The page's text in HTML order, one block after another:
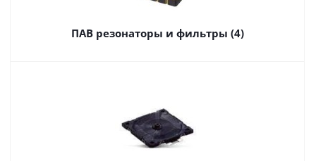
ПАВ резонаторы и фильтры (4)